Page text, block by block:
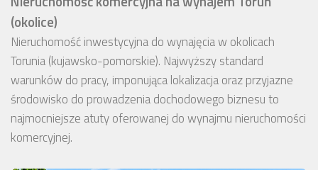
(okolice)
Nieruchomość inwestycyjna do wynajęcia w okolicach
Torunia (kujawsko-pomorskie). Najwyższy standard
warunków do pracy, imponująca lokalizacja oraz przyjazne
środowisko do prowadzenia dochodowego biznesu to
najmocniejsze atuty oferowanej do wynajmu nieruchomości
komercyjnej.